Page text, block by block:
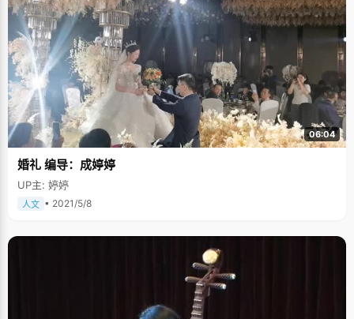
06:04
婚礼 编导：成婷婷
UP主: 婷婷
人文 • 2021/5/8